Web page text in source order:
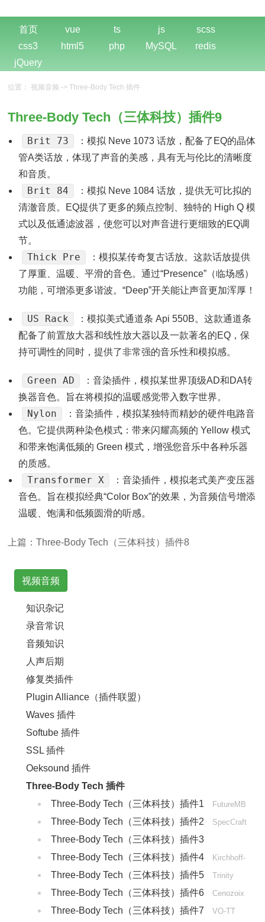
首页 vue ts js
scss
css3
html5 php MySQL
redis
jQuery
位置： 视频音频 ->Three-Body Tech 插件
Three-Body Tech（三体科技）插件9
Brit 73
：模拟 Neve 1073 话放，配备了EQ的晶体
管A类话放，体现了声音的美感，具有无与伦比的清晰度
和音质。
Brit 84
：模拟 Neve 1084 话放，提供无可比拟的
清澈音质。EQ提供了更多的频点控制、独特的 High Q 模
式以及低通滤波器，使您可以对声音进行更细致的EQ调
节。
Thick Pre
：模拟某传奇复古话放。这款话放提供
了厚重、温暖、平滑的音色。通过“Presence”（临场感）
功能，可增添更多谐波。“Deep”开关能让声音更加浑厚！
US Rack
：模拟美式通道条 Api 550B。这款通道条
配备了前置放大器和线性放大器以及一款著名的EQ，保
持可调性的同时，提供了非常强的音乐性和模拟感。
Green AD
：音染插件，模拟某世界顶级AD和DA转
换器音色。旨在将模拟的温暖感觉带入数字世界。
Nylon
：音染插件，模拟某独特而精妙的硬件电路音
色。它提供两种染色模式：带来闪耀高频的 Yellow 模式
和带来饱满低频的 Green 模式，增强您音乐中各种乐器
的质感。
Transformer X
：音染插件，模拟老式美产变压器
音色。旨在模拟经典“Color Box”的效果，为音频信号增添
温暖、饱满和低频圆滑的听感。
上篇：Three-Body Tech（三体科技）插件8
视频音频
知识杂记
录音常识
音频知识
人声后期
修复类插件
Plugin Alliance（插件联盟）
Waves 插件
Softube 插件
SSL 插件
Oeksound 插件
Three-Body Tech 插件
Three-Body Tech（三体科技）插件1
FutureMB
Three-Body Tech（三体科技）插件2 SpecCraft
Three-Body Tech（三体科技）插件3
Three-Body Tech（三体科技）插件4
Kirchhoff-
Three-Body Tech（三体科技）插件5
Trinity
Shaper Three-Body Tech（三体科技）插件6
Cenozoix
CompressorThree-Body Tech（三体科技）插件7 VO-TT